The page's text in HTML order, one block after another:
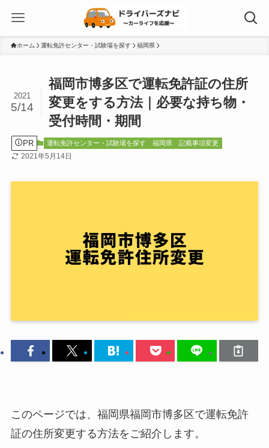
ホーム 運転免許センター・試験場を探す 福岡県
福岡市博多区で運転免許証の住所
変更をする方法｜必要な持ち物・
受付時間・期間
2021
5/14
PR 運転免許センター・試験場を探す 福岡県 記載事項変更
2021年5月14日
このページでは、福岡県福岡市博多区で運転免許
証の住所変更する方法をご紹介します。